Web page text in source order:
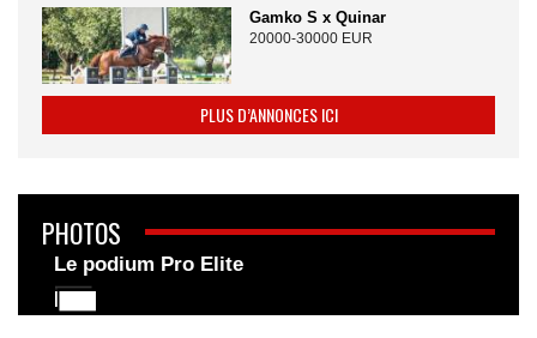
Gamko S x Quinar
20000-30000 EUR
PLUS D’ANNONCES ICI
PHOTOS
Le podium Pro Elite